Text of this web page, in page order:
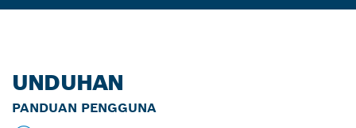
UNDUHAN
PANDUAN PENGGUNA